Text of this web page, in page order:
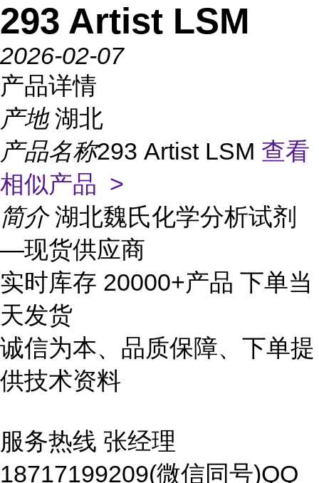
293 Artist LSM
2026-02-07
产品详情
产地 湖北
产品名称293 Artist LSM 查看
相似产品 >
简介 湖北魏氏化学分析试剂
—现货供应商
实时库存 20000+产品 下单当
天发货
诚信为本、品质保障、下单提
供技术资料
服务热线 张经理
18717199209(微信同号)QQ